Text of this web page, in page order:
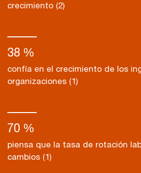
crecimiento (2)
38 %
confía en el crecimiento de los
organizaciones (1)
70 %
piensa que la tasa de rotación
cambios (1)